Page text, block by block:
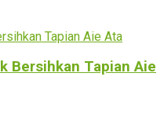
Bersihkan Tapian Aie